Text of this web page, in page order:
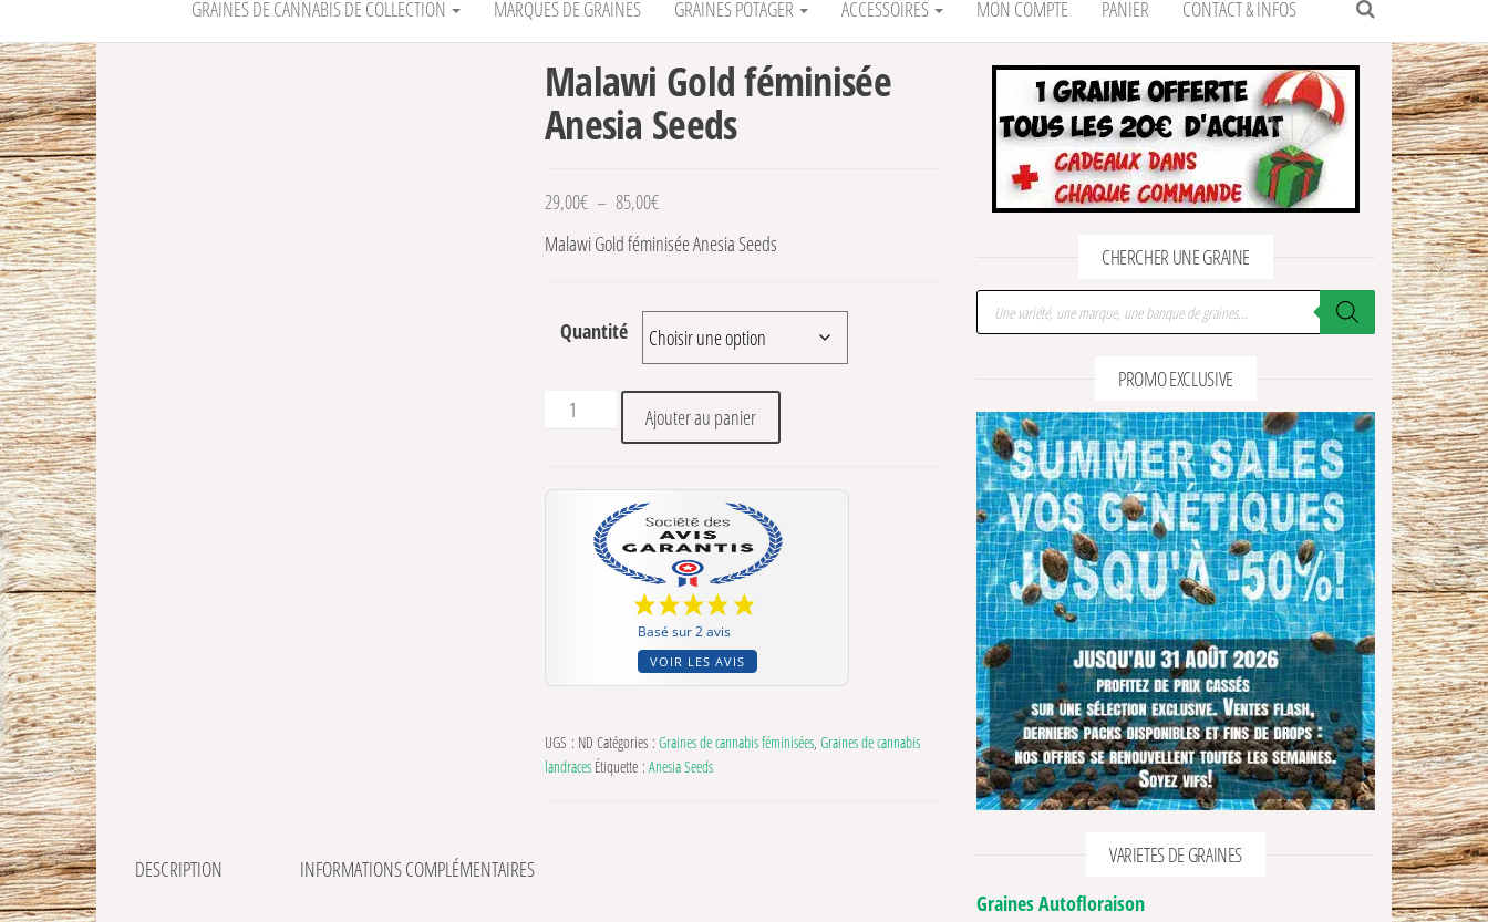
GRAINES DE CANNABIS DE COLLECTION MARQUES DE GRAINES GRAINES POTAGER ACCESSOIRES MON COMPTE PANIER CONTACT & INFOS
Malawi Gold féminisée
Anesia Seeds
29,00€ – 85,00€Plage de prix : 29,00€ à 85,00€
Malawi Gold féminisée Anesia Seeds
Quantité
quantité de Malawi Gold féminisée Anesia Seeds
Ajouter au panier
Basé sur 2 avis
VOIR LES AVIS
UGS : ND Catégories : Graines de cannabis féminisées, Graines de cannabis
landraces Étiquette : Anesia Seeds
DESCRIPTION INFORMATIONS COMPLÉMENTAIRES
CHERCHER UNE GRAINE
Recherche de produits
PROMO EXCLUSIVE
VARIETES DE GRAINES
Graines Autofloraison